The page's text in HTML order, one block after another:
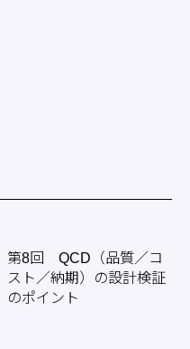
第8回 QCD（品質／コ
スト／納期）の設計検証
のポイント